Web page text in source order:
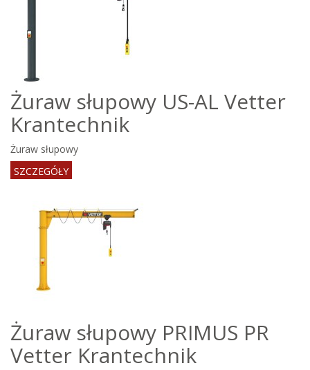
Żuraw słupowy US-AL Vetter
Krantechnik
Żuraw słupowy
SZCZEGÓŁY
Żuraw słupowy PRIMUS PR
Vetter Krantechnik